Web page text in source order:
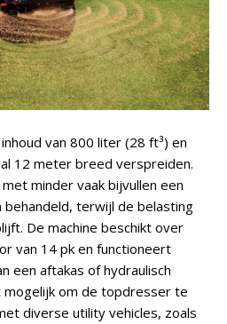
van 800 liter (28 ft³) en
12 meter breed verspreiden.
minder vaak bijvullen een
terwijl de belasting
De machine beschikt over
van 14 pk en functioneert
een aftakas of hydraulisch
om de topdresser te
diverse utility vehicles, zoals